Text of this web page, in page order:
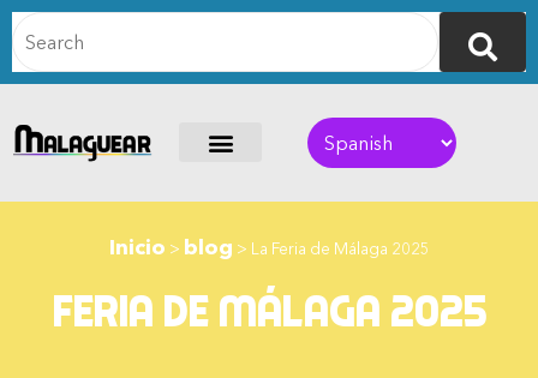
Inicio > blog > La Feria de Málaga 2025
Feria de Málaga 2025